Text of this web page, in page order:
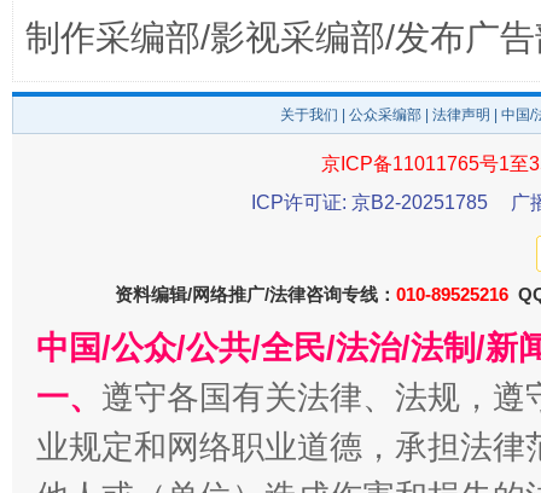
东山县通报“牛蛙产品抗生素超标问题” 法
千年窑火 生生不息 一
制作采编部/影视采编部/发布广
关于我们 公众采编部 法律声明 | 中国
京ICP备11011765号1至
ICP许可证: 京B2-20251785
广
资料编辑/网络推广/法律咨询专线： 010-89525216
中国/公众/公共/全民/法治/法制/新
一、 遵守各国有关法律、法规，
业规定和网络职业道德，承担法